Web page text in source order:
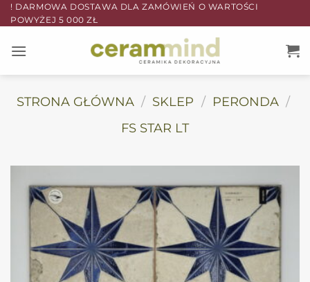
Przewiń
do
! DARMOWA DOSTAWA DLA ZAMÓWIEŃ O WARTOŚCI
POWYŻEJ 5 000 ZŁ
STRONA GŁÓWNA / SKLEP / PERONDA /
FS STAR LT